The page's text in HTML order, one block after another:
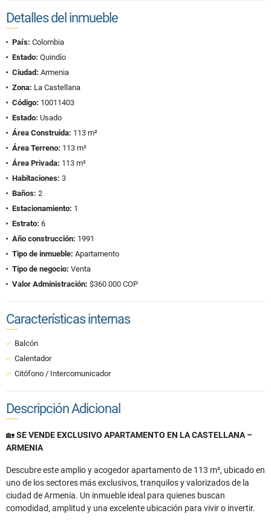
Detalles del inmueble
País: Colombia
Estado: Quindío
Ciudad: Armenia
Zona: La Castellana
Código: 10011403
Estado: Usado
Área Construida: 113 m²
Área Terreno: 113 m²
Área Privada: 113 m²
Habitaciones: 3
Baños: 2
Estacionamiento: 1
Estrato: 6
Año construcción: 1991
Tipo de inmueble: Apartamento
Tipo de negocio: Venta
Valor Administración: $360.000 COP
Características internas
Balcón
Calentador
Citófono / Intercomunicador
Descripción Adicional
🏡SE VENDE EXCLUSIVO APARTAMENTO EN LA CASTELLANA –
ARMENIA
Descubre este amplio y acogedor apartamento de 113 m², ubicado en
uno de los sectores más exclusivos, tranquilos y valorizados de la
ciudad de Armenia. Un inmueble ideal para quienes buscan
comodidad, amplitud y una excelente ubicación para vivir o invertir.